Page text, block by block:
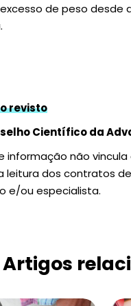
de peso
revisto
Científico da
informação não
leitura dos contratos
e/ou especialista.
Artigos